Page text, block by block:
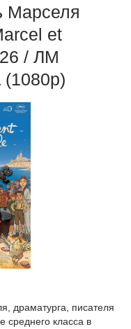
Марселя
et
/ ЛМ
(1080p)
драматурга, писателя
среднего класса в